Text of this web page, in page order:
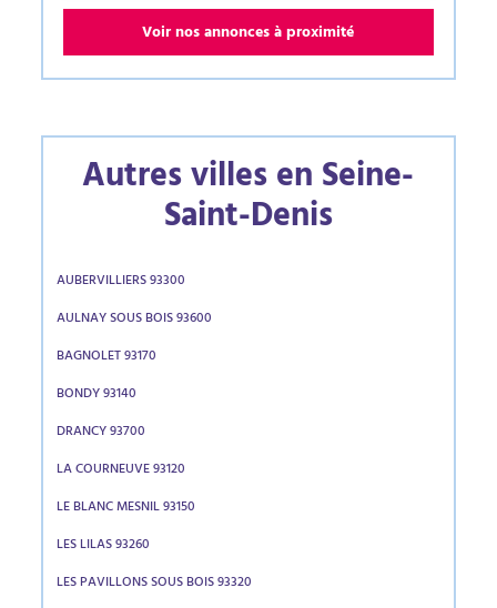
Voir nos annonces à proximité
Autres villes en Seine-
Saint-Denis
AUBERVILLIERS 93300
AULNAY SOUS BOIS 93600
BAGNOLET 93170
BONDY 93140
DRANCY 93700
LA COURNEUVE 93120
LE BLANC MESNIL 93150
LES LILAS 93260
LES PAVILLONS SOUS BOIS 93320